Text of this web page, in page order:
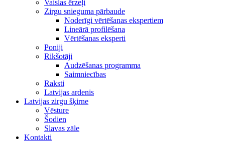
Vaislas ērzeļi
Zirgu snieguma pārbaude
Noderīgi vērtēšanas ekspertiem
Lineārā profilēšana
Vērtēšanas eksperti
Poniji
Rikšotāji
Audzēšanas programma
Saimniecības
Raksti
Latvijas ardenis
Latvijas zirgu šķirne
Vēsture
Šodien
Slavas zāle
Kontakti